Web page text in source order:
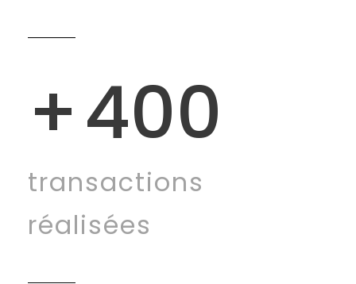
+400
transactions
réalisées